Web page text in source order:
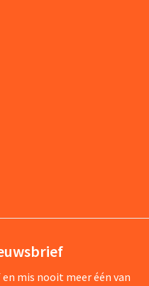
mis nooit meer één van